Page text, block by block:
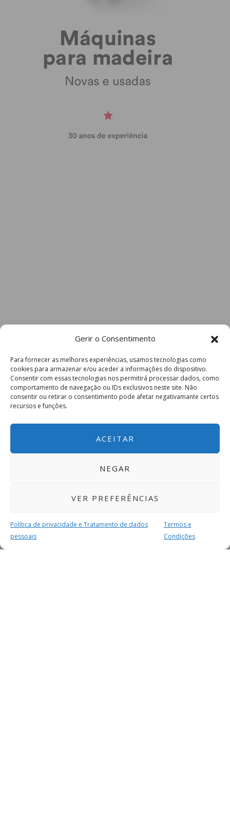
Gerir o Consentimento
Para fornecer as melhores experiências, usamos tecnologias como
cookies para armazenar e/ou aceder a informações do dispositivo.
Consentir com essas tecnologias nos permitirá processar dados, como
comportamento de navegação ou IDs exclusivos neste site. Não
consentir ou retirar o consentimento pode afetar negativamante certos
recursos e funções.
ACEITAR
NEGAR
VER PREFERÊNCIAS
Política de privacidade e Tratamento de dados
pessoais
Termos e
Condições